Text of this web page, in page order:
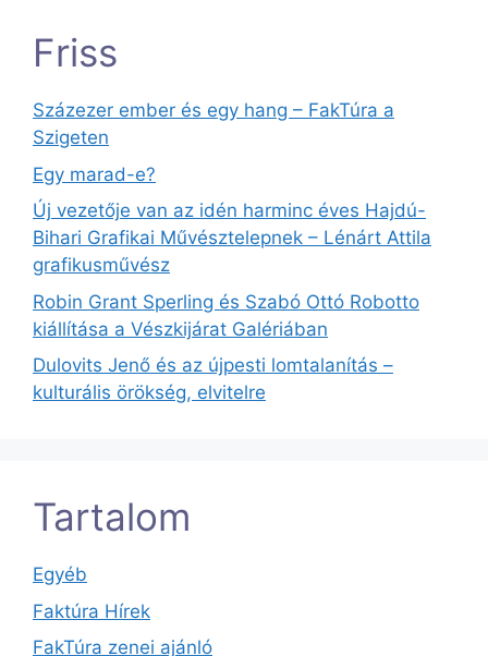
Friss
Százezer ember és egy hang – FakTúra a
Szigeten
Egy marad-e?
Új vezetője van az idén harminc éves Hajdú-
Bihari Grafikai Művésztelepnek – Lénárt Attila
grafikusművész
Robin Grant Sperling és Szabó Ottó Robotto
kiállítása a Vészkijárat Galériában
Dulovits Jenő és az újpesti lomtalanítás –
kulturális örökség, elvitelre
Tartalom
Egyéb
Faktúra Hírek
FakTúra zenei ajánló